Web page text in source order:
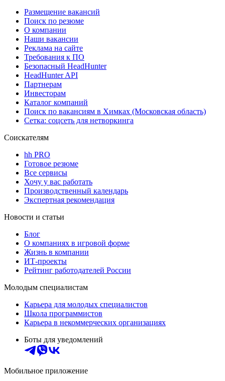
Размещение вакансий
Поиск по резюме
О компании
Наши вакансии
Реклама на сайте
Требования к ПО
Безопасный HeadHunter
HeadHunter API
Партнерам
Инвесторам
Каталог компаний
Поиск по вакансиям в Химках (Московская область)
Сетка: соцсеть для нетворкинга
Соискателям
hh PRO
Готовое резюме
Все сервисы
Хочу у вас работать
Производственный календарь
Экспертная рекомендация
Новости и статьи
Блог
О компаниях в игровой форме
Жизнь в компании
ИТ-проекты
Рейтинг работодателей России
Молодым специалистам
Карьера для молодых специалистов
Школа программистов
Карьера в некоммерческих организациях
Боты для уведомлений
Мобильное приложение